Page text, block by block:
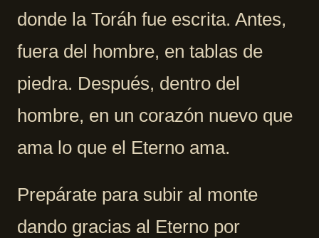
donde la Toráh fue escrita. Antes,
fuera del hombre, en tablas de
piedra. Después, dentro del
hombre, en un corazón nuevo que
ama lo que el Eterno ama.
Prepárate para subir al monte
dando gracias al Eterno por